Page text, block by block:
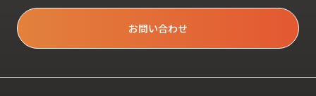
お問い合わせ